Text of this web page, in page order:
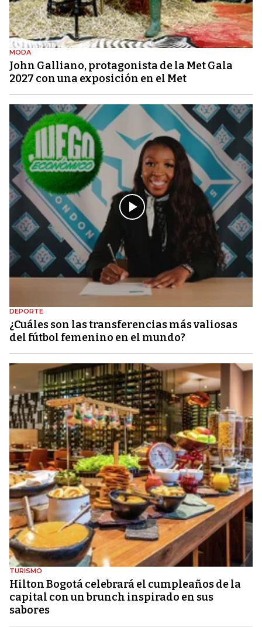
MODA
John Galliano, protagonista de la Met Gala
2027 con una exposición en el Met
DEPORTE
¿Cuáles son las transferencias más valiosas
del fútbol femenino en el mundo?
TURISMO
Hilton Bogotá celebrará el cumpleaños de la
capital con un brunch inspirado en sus
sabores